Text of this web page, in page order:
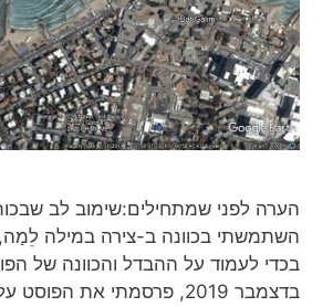
הערה לפני שמתחילים:שימוב לב
השתמשתי בכוונה ב-צירה במילה
בכדי לעמוד על ההבדל והכוונה של
בדצמבר 2019, פרסמתי את